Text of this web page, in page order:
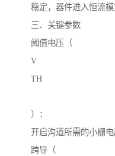
稳定，器件进入恒流
三、关键参数
阈值电压（
V
TH
）：
开启沟道所需的小栅电
跨导（